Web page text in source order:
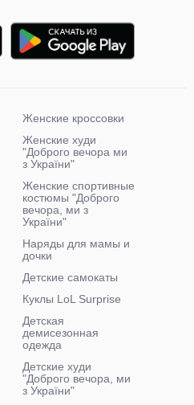
Женские кроссовки
Женские худи
"Доброго вечора ми
з України"
Женские спортивные
костюмы "Доброго
вечора, ми з
України"
Наряды для мамы и
дочки
Детские самокаты
Куклы LoL Surprise
Детская
демисезонная
одежда
Детские худи
"Доброго вечора, ми
з України"